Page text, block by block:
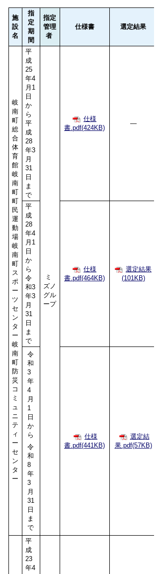
施
設
名
指
定
期
間
指定
管理
者
仕様書 選定結果
岐
南
町
総
合
体
育
館
岐
南
町
町
民
運
動
場
岐
南
町
ス
ポ
ー
ツ
セ
ン
タ
ー
岐
南
町
防
災
コ
ミ
ュ
ニ
テ
ィ
ー
セ
ン
タ
ー
平
成
25
年4
月1
日
か
ら
平
成
28
年3
月
31
日
ま
で
ミ
ズノ
グル
ープ
仕様
書.pdf(424KB)
―
平
成
28
年4
月1
日
か
ら
令
和3
年3
月
31
日
ま
で
仕様
書.pdf(464KB)
選定結果
(101KB)
令
和
3
年
4
月
1
日
か
ら
令
和
8
年
3
月
31
日
ま
で
仕様
書.pdf(441KB)
選定結
果.pdf(57KB)
平
成
23
年4